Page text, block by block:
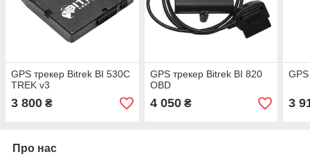
GPS трекер Bitrek BI 530C
TREK v3
3 800 ₴
GPS трекер Bitrek BI 820
OBD
4 050₴ 3
Про нас